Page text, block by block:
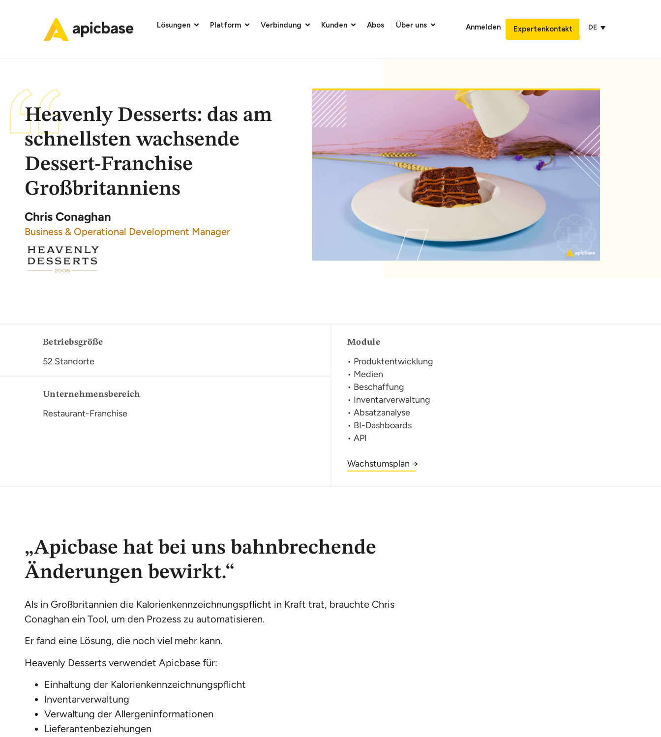
Lösungen Platform Verbindung Kunden Abos Über uns Anmelden Expertenkontakt DE
Heavenly Desserts: das am
schnellsten wachsende
Dessert-Franchise
Großbritanniens
Chris Conaghan
Business & Operational Development Manager
Betriebsgröße
52 Standorte
Unternehmensbereich
Restaurant-Franchise
Module
• Produktentwicklung
• Medien
• Beschaffung
• Inventarverwaltung
• Absatzanalyse
• BI-Dashboards
• API
Wachstumsplan →
„Apicbase hat bei uns bahnbrechende
Änderungen bewirkt.“
Als in Großbritannien die Kalorienkennzeichnungspflicht in Kraft trat, brauchte Chris
Conaghan ein Tool, um den Prozess zu automatisieren.
Er fand eine Lösung, die noch viel mehr kann.
Heavenly Desserts verwendet Apicbase für:
Einhaltung der Kalorienkennzeichnungspflicht
Inventarverwaltung
Verwaltung der Allergeninformationen
Lieferantenbeziehungen